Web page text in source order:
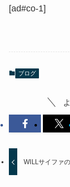
[ad#co-1]
ブログ
WILLサイファ